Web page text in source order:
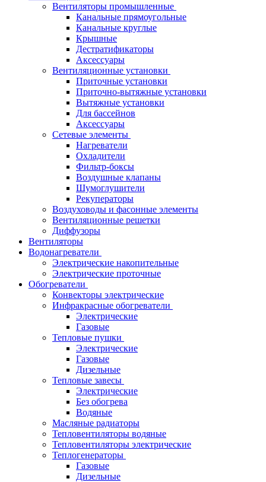
Вентиляторы промышленные
Канальные прямоугольные
Канальные круглые
Крышные
Дестратификаторы
Аксессуары
Вентиляционные установки
Приточные установки
Приточно-вытяжные установки
Вытяжные установки
Для бассейнов
Аксессуары
Сетевые элементы
Нагреватели
Охладители
Фильтр-боксы
Воздушные клапаны
Шумоглушители
Рекуператоры
Воздуховоды и фасонные элементы
Вентиляционные решетки
Диффузоры
Вентиляторы
Водонагреватели
Электрические накопительные
Электрические проточные
Обогреватели
Конвекторы электрические
Инфракрасные обогреватели
Электрические
Газовые
Тепловые пушки
Электрические
Газовые
Дизельные
Тепловые завесы
Электрические
Без обогрева
Водяные
Масляные радиаторы
Тепловентиляторы водяные
Тепловентиляторы электрические
Теплогенераторы
Газовые
Дизельные